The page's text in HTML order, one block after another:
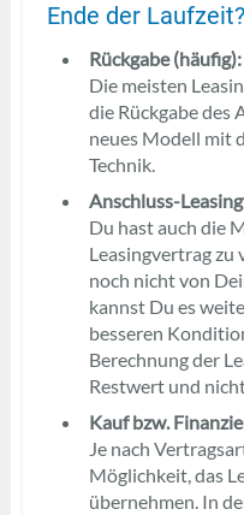
Ende der Laufzeit?
Rückgabe (häufig):
Die meisten
die Rückgabe des
neues Modell mit
Technik.
Anschluss-
Du hast auch die
Leasingvertrag zu
noch nicht von
kannst Du es
besseren
Berechnung der
Restwert und
Kauf bzw.
Je nach
Möglichkeit, das
übernehmen. In